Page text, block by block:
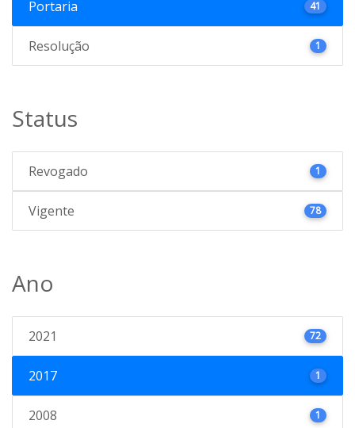
Portaria 41
Resolução 1
Status
Revogado 1
Vigente 78
Ano
2021 72
2017 1
2008 1